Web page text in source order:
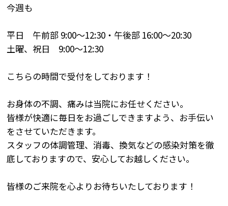
今週も
平日 午前部 9:00～12:30 ・午後部 16:00～20:30
土曜、祝日 9:00～12:30
こちらの時間で受付をしております！
お身体の不調、痛みは当院にお任せください。
皆様が快適に毎日をお過ごしできますよう、お手伝い
をさせていただきます。
スタッフの体調管理、消毒、換気などの感染対策を徹
底しておりますので、安心してお越しください。
皆様のご来院を心よりお待ちいたしております！